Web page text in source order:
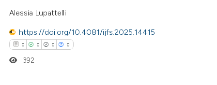
how this article has been
atscite.ai
Alessia Lupattelli
https://doi.org/10.4081/ijfs.2025.14415
0 0 0 0
392